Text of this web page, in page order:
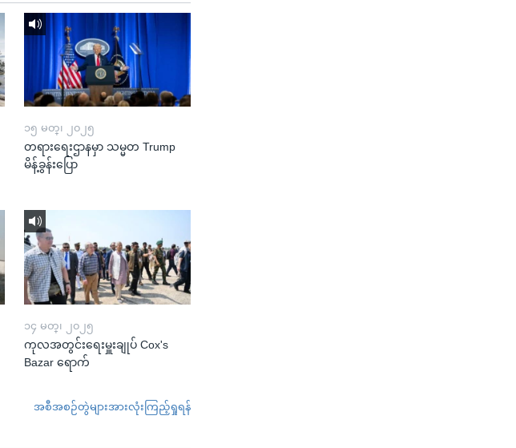
၁၅ မတ္၊ ၂၀၂၅
တရားရေးဌာနမှာ သမ္မတ Trump
မိန့်ခွန်းပြော
၁၄ မတ္၊ ၂၀၂၅
ကုလအတွင်းရေးမှူးချုပ် Cox's
Bazar ရောက်
အစီအစဉ်တွဲများအားလုံးကြည့်ရှုရန်